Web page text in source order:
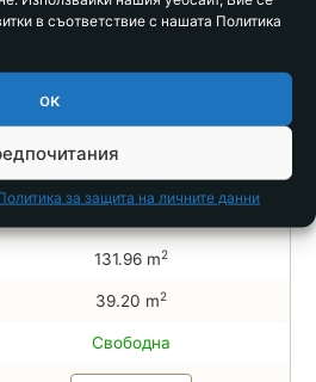
в съответствие с нашата Политика
ок
за защита на личните данни
7.2-6
131.96 m2
39.20 m2
Свободна